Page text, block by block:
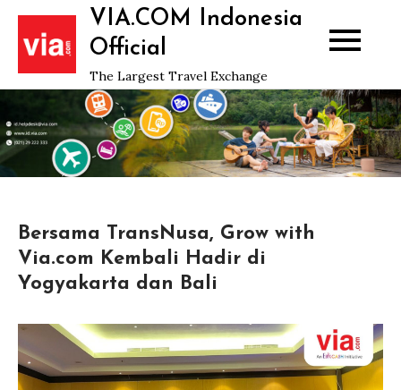
Skip
content
VIA.COM Indonesia
Official
The Largest Travel Exchange
Bersama TransNusa, Grow with
Via.com Kembali Hadir di
Yogyakarta dan Bali